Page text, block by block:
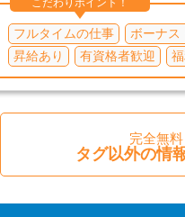
こだわりポイント！
フルタイムの仕事 ボーナス
昇給あり
有資格者歓迎
完全無料
タグ以外の情